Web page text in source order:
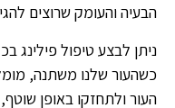
הבעיה והעומק שרוצים
כשהעור שלנו משתנה,
העור ולתחזקו באופן